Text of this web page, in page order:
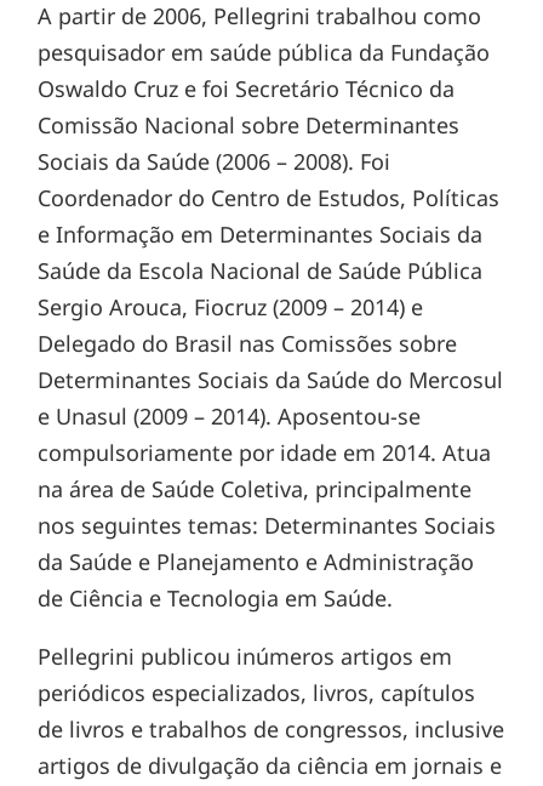
A partir de 2006, Pellegrini trabalhou como
pesquisador em saúde pública da Fundação
Oswaldo Cruz e foi Secretário Técnico da
Comissão Nacional sobre Determinantes
Sociais da Saúde (2006 – 2008). Foi
Coordenador do Centro de Estudos, Políticas
e Informação em Determinantes Sociais da
Saúde da Escola Nacional de Saúde Pública
Sergio Arouca, Fiocruz (2009 – 2014) e
Delegado do Brasil nas Comissões sobre
Determinantes Sociais da Saúde do Mercosul
e Unasul (2009 – 2014). Aposentou-se
compulsoriamente por idade em 2014. Atua
na área de Saúde Coletiva, principalmente
nos seguintes temas: Determinantes Sociais
da Saúde e Planejamento e Administração
de Ciência e Tecnologia em Saúde.
Pellegrini publicou inúmeros artigos em
periódicos especializados, livros, capítulos
de livros e trabalhos de congressos, inclusive
artigos de divulgação da ciência em jornais e